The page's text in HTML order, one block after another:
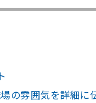
の雰囲気を詳細に